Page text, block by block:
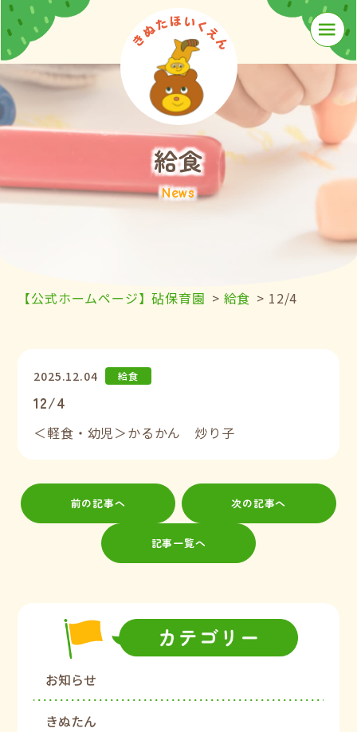
≡
給食
News
【公式ホームページ】砧保育園 > 給食 > 12/4
2025.12.04 給食
12/4
＜軽食・幼児＞かるかん 炒り子
前の記事へ
記事一覧へ
次の記事へ
お知らせ
きぬたん